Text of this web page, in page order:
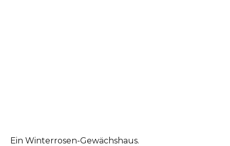
Ein Winterrosen-Gewächshaus.